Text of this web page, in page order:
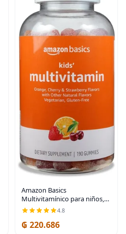
Amazon Basics
Multivitamínico para niños,
190 gomitas, naranja, cereza
y fresa (anteriormente
Solimo)
4.8
₲ 220.686